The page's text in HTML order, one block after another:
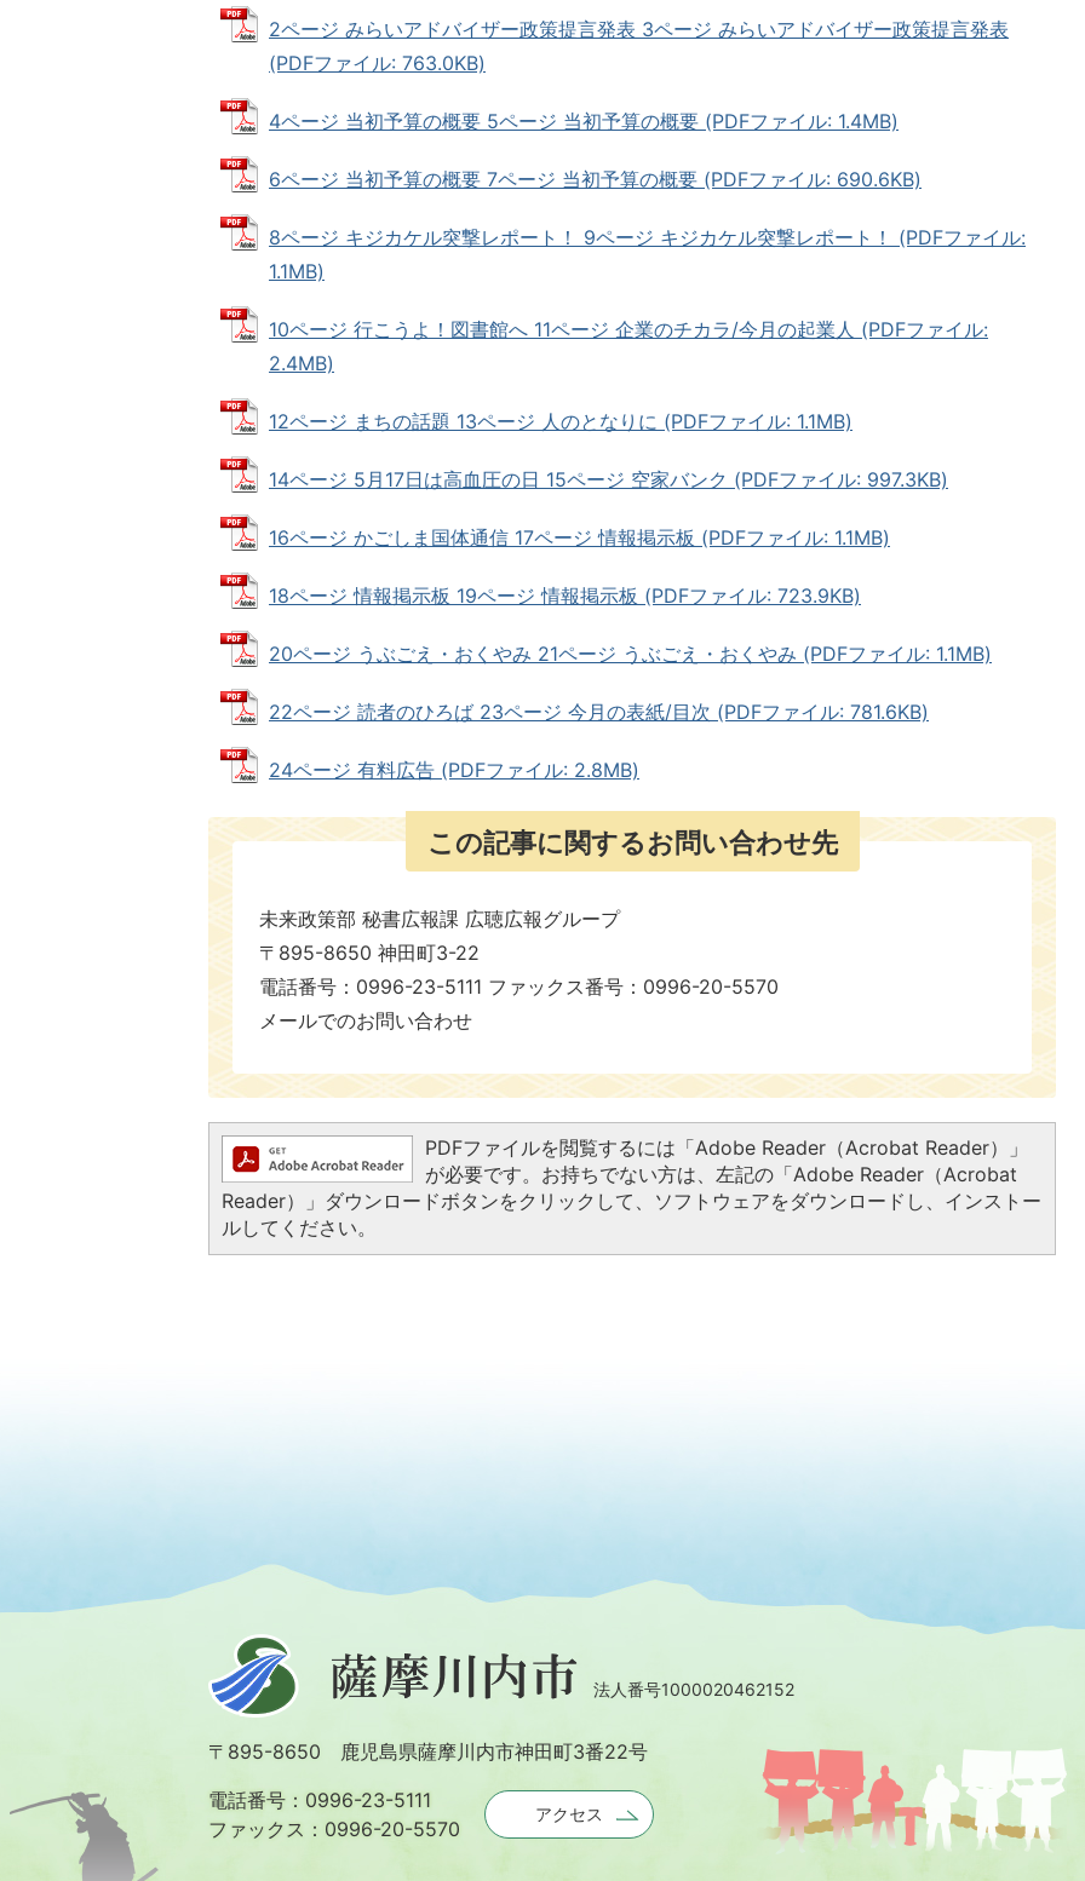
2ページ みらいアドバイザー政策提言発表 3ページ みらいアドバイザー政策提言発表
(PDFファイル: 763.0KB)
4ページ 当初予算の概要 5ページ 当初予算の概要 (PDFファイル: 1.4MB)
6ページ 当初予算の概要 7ページ 当初予算の概要 (PDFファイル: 690.6KB)
8ページ キジカケル突撃レポート！ 9ページ キジカケル突撃レポート！ (PDFファイル:
1.1MB)
10ページ 行こうよ！図書館へ 11ページ 企業のチカラ/今月の起業人 (PDFファイル:
2.4MB)
12ページ まちの話題 13ページ 人のとなりに (PDFファイル: 1.1MB)
14ページ 5月17日は高血圧の日 15ページ 空家バンク (PDFファイル: 997.3KB)
16ページ かごしま国体通信 17ページ 情報掲示板 (PDFファイル: 1.1MB)
18ページ 情報掲示板 19ページ 情報掲示板 (PDFファイル: 723.9KB)
20ページ うぶごえ・おくやみ 21ページ うぶごえ・おくやみ (PDFファイル: 1.1MB)
22ページ 読者のひろば 23ページ 今月の表紙/目次 (PDFファイル: 781.6KB)
24ページ 有料広告 (PDFファイル: 2.8MB)
この記事に関するお問い合わせ先
未来政策部 秘書広報課 広聴広報グループ
〒895-8650 神田町3-22
電話番号：0996-23-5111 ファックス番号：0996-20-5570
メールでのお問い合わせ
PDFファイルを閲覧するには「Adobe Reader（Acrobat Reader）」
が必要です。お持ちでない方は、左記の「Adobe Reader（Acrobat
Reader）」ダウンロードボタンをクリックして、ソフトウェアをダウンロードし、インストー
ルしてください。
薩
摩
川
内
市
法人番号1000020462152
〒895-8650 鹿児島県薩摩川内市神田町3番22号
電話番号：0996-23-5111
ファックス：0996-20-5570
アクセス